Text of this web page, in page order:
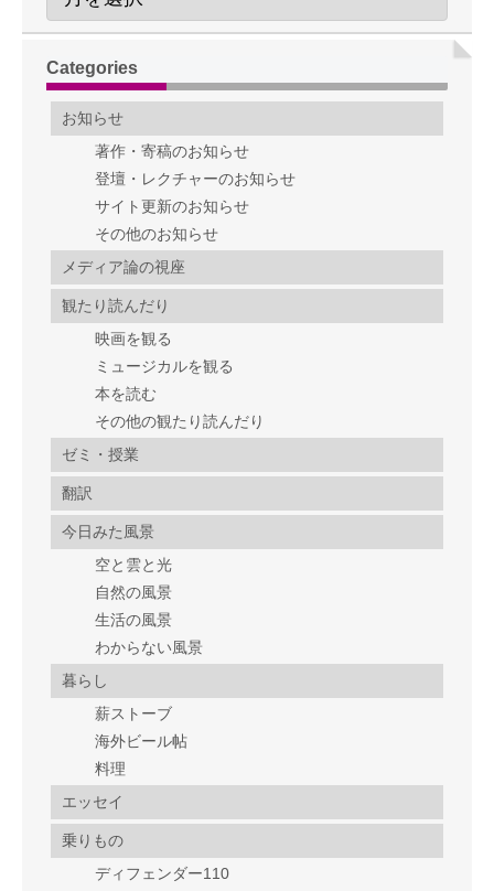
Categories
お知らせ
著作・寄稿のお知らせ
登壇・レクチャーのお知らせ
サイト更新のお知らせ
その他のお知らせ
メディア論の視座
観たり読んだり
映画を観る
ミュージカルを観る
本を読む
その他の観たり読んだり
ゼミ・授業
翻訳
今日みた風景
空と雲と光
自然の風景
生活の風景
わからない風景
暮らし
薪ストーブ
海外ビール帖
料理
エッセイ
乗りもの
ディフェンダー110